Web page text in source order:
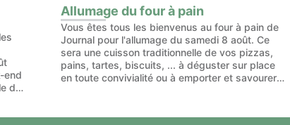
end
dès
Allumage du four à pain
Vous êtes tous les bienvenus au four à pain de
Journal pour l'allumage du samedi 8 août. Ce
sera une cuisson traditionnelle de vos pizzas,
pains, tartes, biscuits, ... à déguster sur place
en toute convivialité ou à emporter et savourer